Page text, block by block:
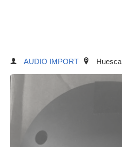
AUDIO IMPORT Huesca